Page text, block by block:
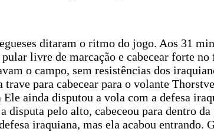
ditaram o ritmo do jogo. Aos 31
livre de marcação e cabecear forte
o campo, sem resistências dos
trave para cabecear para o volante
ainda disputou a vola com a defesa
disputa pelo alto, cabeceou para dentro
iraquiana, mas ela acabou entrando.